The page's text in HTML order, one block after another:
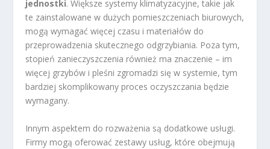
jednostki. Większe systemy klimatyzacyjne, takie jak
te zainstalowane w dużych pomieszczeniach biurowych,
mogą wymagać więcej czasu i materiałów do
przeprowadzenia skutecznego odgrzybiania. Poza tym,
stopień zanieczyszczenia również ma znaczenie – im
więcej grzybów i pleśni zgromadzi się w systemie, tym
bardziej skomplikowany proces oczyszczania będzie
wymagany.
Innym aspektem do rozważenia są dodatkowe usługi.
Firmy mogą oferować zestawy usług, które obejmują